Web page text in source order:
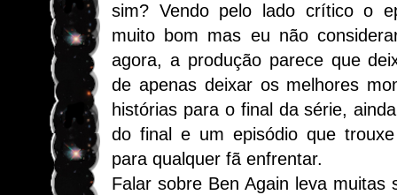
sim? Vendo pelo lado crítico o
muito bom mas eu não
agora, a produção parece que
de apenas deixar os melhores
histórias para o final da série,
do final e um episódio que
para qualquer fã enfrentar.
Falar sobre Ben Again leva muitas